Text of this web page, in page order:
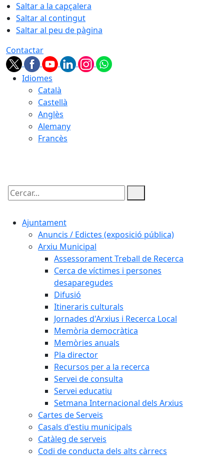
Saltar a la capçalera
Saltar al contingut
Saltar al peu de pàgina
Contactar
Idiomes
Català
Castellà
Anglès
Alemany
Francès
Cercar:
Ajuntament
Anuncis / Edictes (exposició pública)
Arxiu Municipal
Assessorament Treball de Recerca
Cerca de víctimes i persones
desaparegudes
Difusió
Itineraris culturals
Jornades d'Arxius i Recerca Local
Memòria democràtica
Memòries anuals
Pla director
Recursos per a la recerca
Servei de consulta
Servei educatiu
Setmana Internacional dels Arxius
Cartes de Serveis
Casals d'estiu municipals
Catàleg de serveis
Codi de conducta dels alts càrrecs